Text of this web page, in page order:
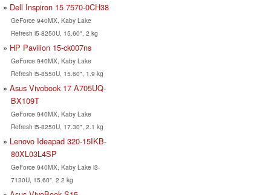
Dell Inspiron 15 7570-0CH38
GeForce 940MX, Kaby Lake
Refresh i5-8250U, 15.60", 2 kg
HP Pavilion 15-ck007ns
GeForce 940MX, Kaby Lake
Refresh i5-8550U, 15.60", 1.9 kg
Asus Vivobook 17 A705UQ-
BX109T
GeForce 940MX, Kaby Lake
Refresh i5-8250U, 17.30", 2.1 kg
Lenovo Ideapad 320-15IKB-
80XL03L4SP
GeForce 940MX, Kaby Lake i3-
7130U, 15.60", 2.2 kg